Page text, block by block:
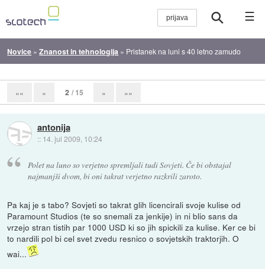
☰
Novice »Znanost in tehnologija » Pristanek na luni s 40 letno zamudo
«« « 2 / 15 » »»
antonija
:: 14. jul 2009, 10:24
Polet na luno so verjetno spremljali tudi Sovjeti. Če bi obstajal
najmanjši dvom, bi oni takrat verjetno razkrili zaroto.
Pa kaj je s tabo? Sovjeti so takrat glih licencirali svoje kulise od
Paramount Studios (te so snemali za jenkije) in ni blio sans da
vrzejo stran tistih par 1000 USD ki so jih spickili za kulise. Ker ce bi
to nardili pol bi cel svet zvedu resnico o sovjetskih traktorjih. O
wai...